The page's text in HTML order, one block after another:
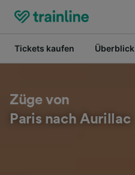
Tickets kaufen Überblick
Züge von
Paris nach Aurillac